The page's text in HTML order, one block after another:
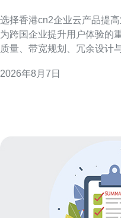
选择香港cn2企业云产品提
为跨国企业提升用户体验的
质量、带宽规划、冗余设计
者快速锁定合适方案。 什么是香港CN2企业云产品 香
2026年8月7日